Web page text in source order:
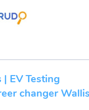
| EV Testing
changer